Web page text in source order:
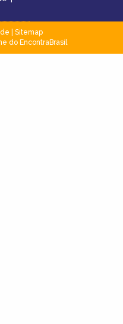
Sitemap
do EncontraBrasil